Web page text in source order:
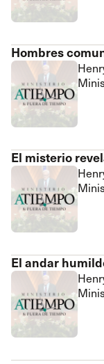
Hombres
El misterio
El andar